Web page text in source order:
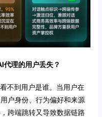
理的用户丢失？
不到用户是谁。当用户在
户身份、行为偏好和来源
跨端跳转又导致数据链路